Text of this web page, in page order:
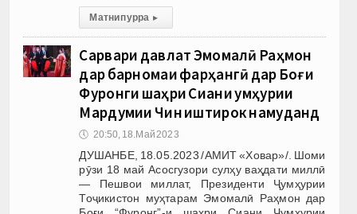
Матни пурра ▸
Сарвари давлат Эмомалӣ Раҳмон
дар барномаи фарҳангӣ дар Боғи
Фуронги шаҳри Сиани Ҷумҳурии
Мардумии Чин иштирок намуданд
🕔 20:50, 18.Май 2023
ДУШАНБЕ, 18.05.2023 /АМИТ «Ховар»/. Шоми
рӯзи 18 май Асосгузори сулҳу ваҳдати миллӣ
— Пешвои миллат, Президенти Ҷумҳурии
Тоҷикистон муҳтарам Эмомалӣ Раҳмон дар